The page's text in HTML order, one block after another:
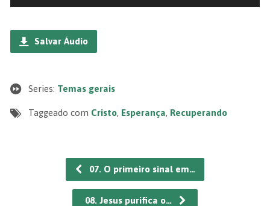
de
áudio
Salvar Áudio
Series: Temas gerais
Taggeado com Cristo, Esperança, Recuperando
07. O primeiro sinal em…
08. Jesus purifica o…